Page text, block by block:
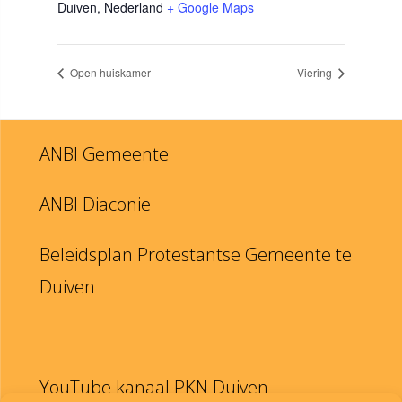
Duiven, Nederland + Google Maps
Open huiskamer Viering
ANBI Gemeente
ANBI Diaconie
Beleidsplan Protestantse Gemeente te
Duiven
YouTube kanaal PKN Duiven